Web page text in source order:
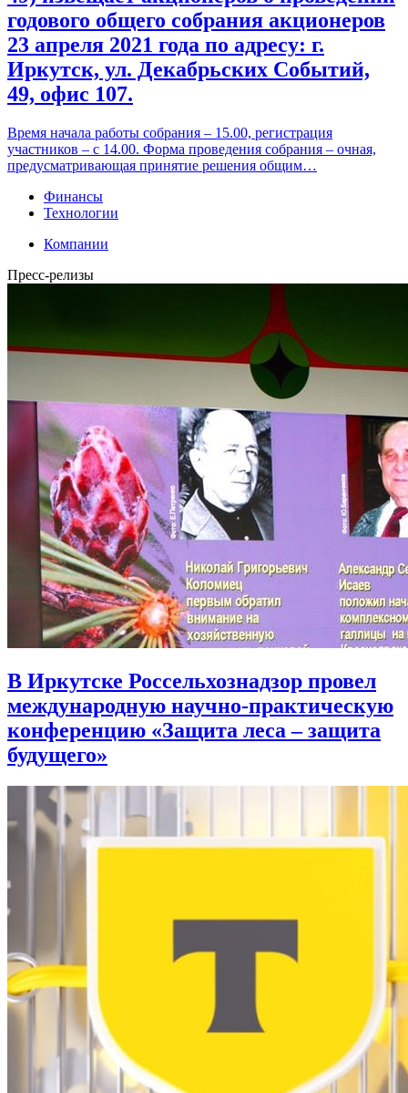
годового общего собрания акционеров
23 апреля 2021 года по адресу: г.
Иркутск, ул. Декабрьских Событий,
49, офис 107.
Время начала работы собрания – 15.00, регистрация
участников – с 14.00. Форма проведения собрания – очная,
предусматривающая принятие решения общим…
Финансы
Технологии
Компании
Пресс-релизы
В Иркутске Россельхознадзор провел
международную научно-практическую
конференцию «Защита леса – защита
будущего»